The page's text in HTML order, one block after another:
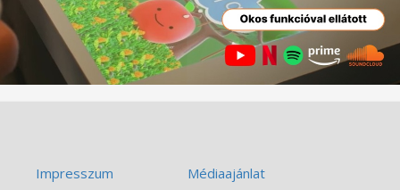
Impresszum Médiaajánlat